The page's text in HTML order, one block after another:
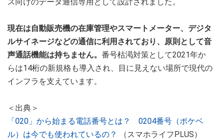
ス向けのデータ通信専用として設計されました。
現在は自動販売機の在庫管理やスマートメーター、デジタ
ルサイネージなどの通信に利用されており、原則として音
声通話機能は持ちません。 番号枯渇対策として2021年か
らは14桁の新規格も導入され、目に見えない場所で現代の
インフラを支えています。
＜出典＞
「020」から始まる電話番号とは？ 0204番号（ポケベ
ル）は今でも使われているの？
（スマホライフPLUS）